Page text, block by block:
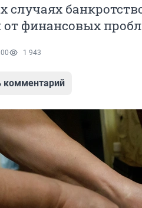
случаях
от финансовых
1 943
комментарий